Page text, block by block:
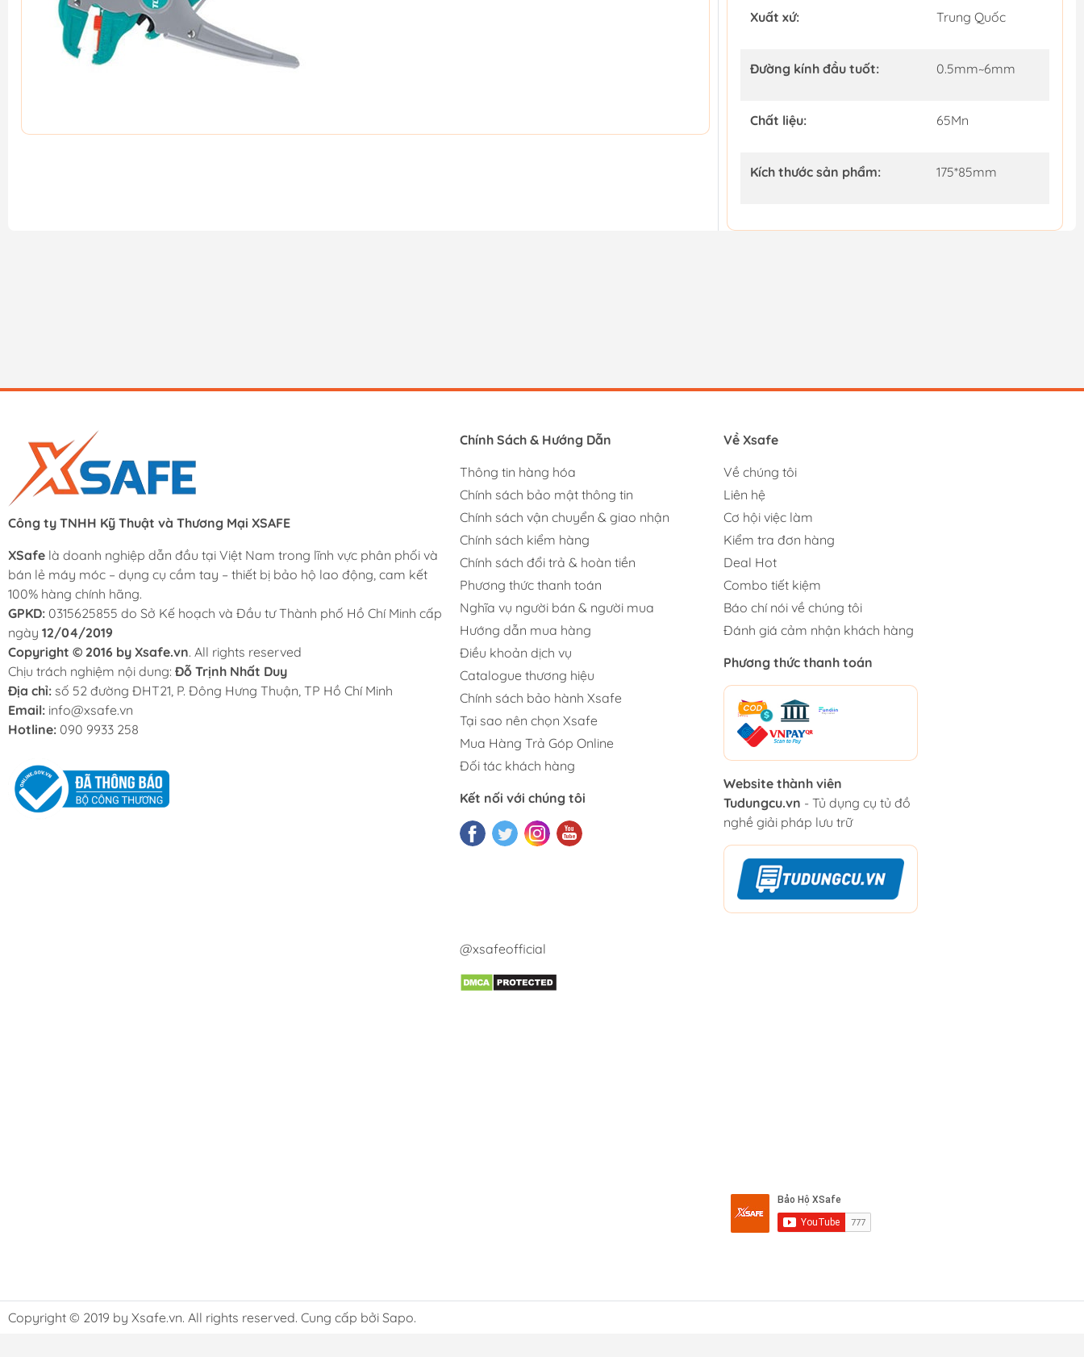
Xuất xứ: Trung Quốc
Đường kính đầu tuốt: 0.5mm~6mm
Chất liệu: 65Mn
Kích thước sản phẩm: 175*85mm
Công ty TNHH Kỹ Thuật và Thương Mại XSAFE
XSafe là doanh nghiệp dẫn đầu tại Việt Nam trong lĩnh vực phân phối và
bán lẻ máy móc – dụng cụ cầm tay – thiết bị bảo hộ lao động, cam kết
100% hàng chính hãng.
GPKD: 0315625855 do Sở Kế hoạch và Đầu tư Thành phố Hồ Chí Minh cấp
ngày 12/04/2019
Copyright © 2016 by Xsafe.vn. All rights reserved
Chịu trách nghiệm nội dung: Đỗ Trịnh Nhất Duy
Địa chỉ: số 52 đường ĐHT21, P. Đông Hưng Thuận, TP Hồ Chí Minh
Email: info@xsafe.vn
Hotline: 090 9933 258
Chính Sách & Hướng Dẫn
Thông tin hàng hóa
Chính sách bảo mật thông tin
Chính sách vận chuyển & giao nhận
Chính sách kiểm hàng
Chính sách đổi trả & hoàn tiền
Phương thức thanh toán
Nghĩa vụ người bán & người mua
Hướng dẫn mua hàng
Điều khoản dịch vụ
Catalogue thương hiệu
Chính sách bảo hành Xsafe
Tại sao nên chọn Xsafe
Mua Hàng Trả Góp Online
Đối tác khách hàng
Kết nối với chúng tôi
Về Xsafe
Về chúng tôi
Liên hệ
Cơ hội việc làm
Kiểm tra đơn hàng
Deal Hot
Combo tiết kiệm
Báo chí nói về chúng tôi
Đánh giá cảm nhận khách hàng
Phương thức thanh toán
Website thành viên
Tudungcu.vn - Tủ dụng cụ tủ đồ
nghề giải pháp lưu trữ
@xsafeofficial
Copyright © 2019 by Xsafe.vn. All rights reserved. Cung cấp bởi Sapo.